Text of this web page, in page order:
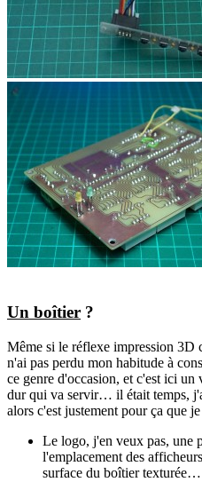
Un boîtier ?
Même si le réflexe impression 3D
n'ai pas perdu mon habitude à
ce genre d'occasion, et c'est ici
dur qui va servir… il était temps,
alors c'est justement pour ça que
Le logo, j'en veux pas, une
l'emplacement des
surface du boîtier